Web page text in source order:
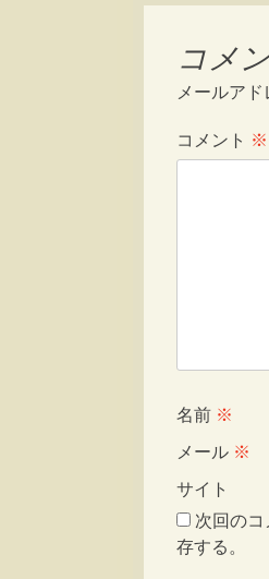
コメ
メールアド
コメント ※
名前 ※
メール ※
サイト
次回の
存する。